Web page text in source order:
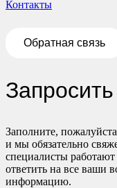
Контакты
Обратная связь
Заполните,
и мы обязательно
специалисты
ответить на все ваши
информацию.